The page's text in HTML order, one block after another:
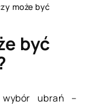
może być
być
wybór ubrań –